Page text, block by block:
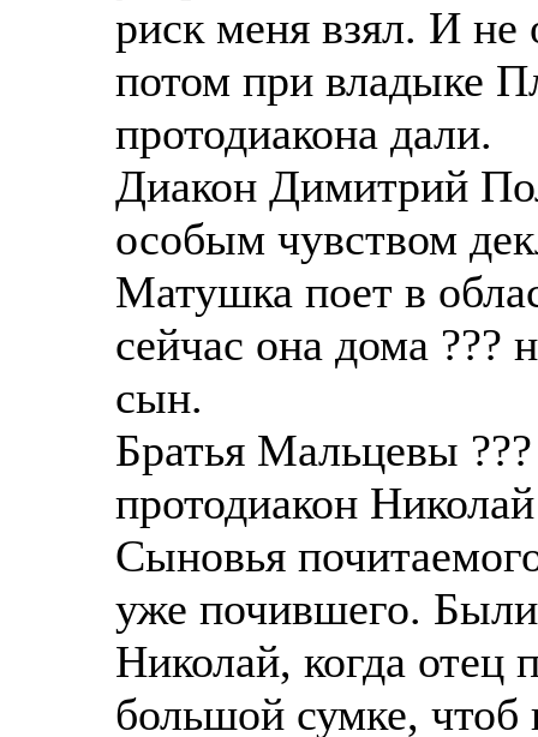
риск меня взял. И
потом при владыке
протодиакона дали.
Диакон Димитрий
особым чувством
Матушка поет в
сейчас она дома ???
сын.
Братья Мальцевы
протодиакон
Сыновья
уже почившего.
Николай, когда отец
большой сумке,